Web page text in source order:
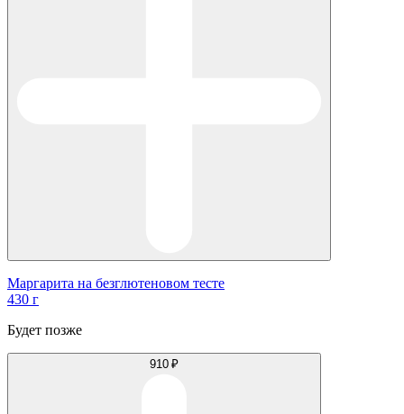
Маргарита на безглютеновом тесте
430 г
Будет позже
910 ₽